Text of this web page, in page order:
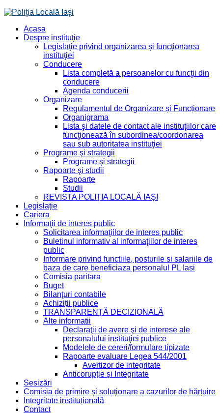
Acasa
Despre instituţie
Legislaţie privind organizarea şi funcţionarea
instituţiei
Conducere
Lista completă a persoanelor cu funcţii din
conducere
Agenda conducerii
Organizare
Regulamentul de Organizare și Funcționare
Organigrama
Lista şi datele de contact ale instituţiilor care
funcţionează în subordinea/coordonarea
sau sub autoritatea instituţiei
Programe şi strategii
Programe şi strategii
Rapoarte şi studii
Rapoarte
Studii
REVISTA POLIȚIA LOCALĂ IAȘI
Legislație
Cariera
Informaţii de interes public
Solicitarea informaţiilor de interes public
Buletinul informativ al informaţiilor de interes
public
Informare privind functiile, posturile si salariile de
baza de care beneficiaza personalul PL Iasi
Comisia paritara
Buget
Bilanţuri contabile
Achiziții publice
TRANSPARENȚĂ DECIZIONALĂ
Alte informatii
Declaraţii de avere şi de interese ale
personalului instituţiei publice
Modelele de cereri/formulare tipizate
Rapoarte evaluare Legea 544/2001
Avertizor de integritate
Anticorupție și Integritate
Sesizări
Comisia de primire și soluționare a cazurilor de hărțuire
Integritate instituțională
Contact